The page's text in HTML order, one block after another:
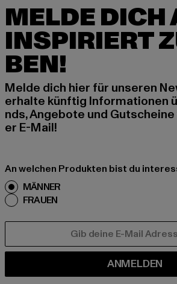
MELDE DICH
INSPIRIERT
BEN!
Melde dich hier für unseren
erhalte künftig Informationen
nds, Angebote und
er E-Mail!
An welchen Produkten bist du
MÄNNER
FRAUEN
ANMELDEN